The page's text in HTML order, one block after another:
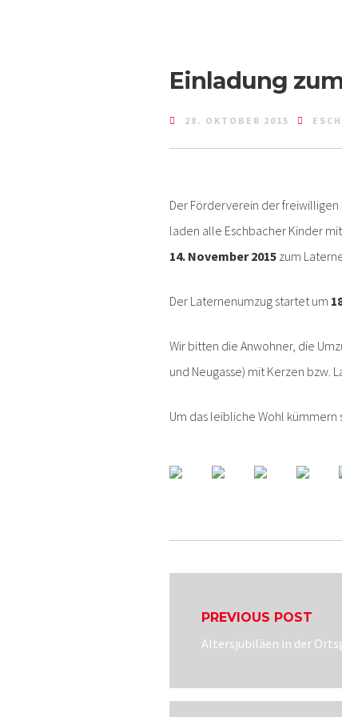
Einladung
28. OKTOBER 2015
Der Förderverein der
laden alle Eschbacher Kinder
14. November 2015zum
Der Laternenumzug startet um
Wir bitten die Anwohner, die
und Neugasse) mit Kerzen bzw.
Um das leibliche Wohl kümmern
PREVIOUS POST
Previous
Altersjubiläen in der